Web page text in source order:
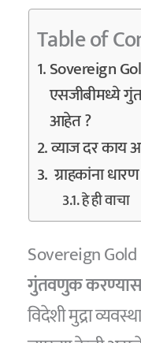
Table of
Sovereign
एसजीबीमध्ये
आहेत ?
व्याज दर काय
ग्राहकांना
हे ही वाचा
Sovereign
गुंतवणुक
विदेशी मुद्रा